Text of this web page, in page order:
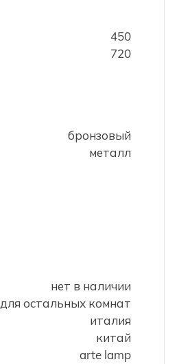
450
720
бронзовый
металл
нет в наличии
для остальных комнат
италия
китай
arte lamp